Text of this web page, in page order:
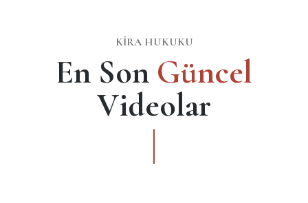
KIRA HUKUKU
En Son Güncel
Videolar